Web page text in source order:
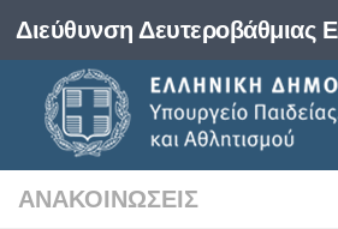
Skip to content
ΑΝΑΚΟΙΝΏΣΕΙΣ